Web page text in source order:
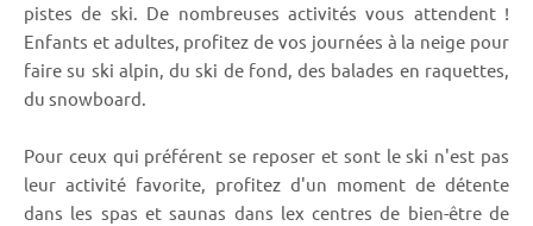
pistes de ski. De nombreuses activités vous attendent !
Enfants et adultes, profitez de vos journées à la neige pour
faire su ski alpin, du ski de fond, des balades en raquettes,
du snowboard.
Pour ceux qui préférent se reposer et sont le ski n'est pas
leur activité favorite, profitez d'un moment de détente
dans les spas et saunas dans lex centres de bien-être de